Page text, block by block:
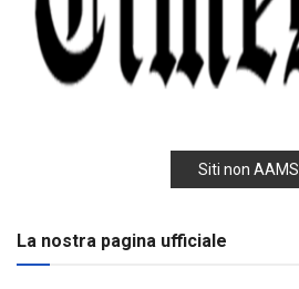
Siti non AAMS
La nostra pagina ufficiale